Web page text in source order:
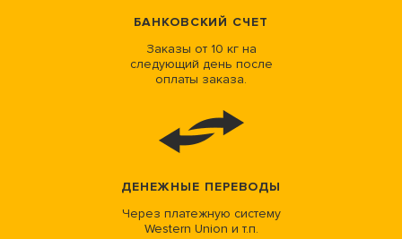
БАНКОВСКИЙ СЧЕТ
Заказы от 10 кг на
следующий день после
оплаты заказа.
ДЕНЕЖНЫЕ ПЕРЕВОДЫ
Через платежную систему
Western Union и т.п.